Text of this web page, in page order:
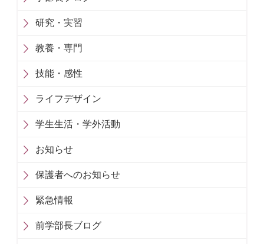
研究・実習
教養・専門
技能・感性
ライフデザイン
学生生活・学外活動
お知らせ
保護者へのお知らせ
緊急情報
前学部長ブログ